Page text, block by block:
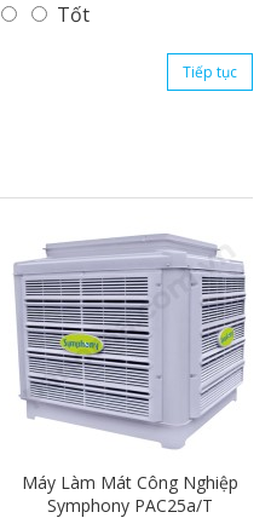
Tốt
Tiếp tục
Máy Làm Mát Công Nghiệp
Symphony PAC25a/T